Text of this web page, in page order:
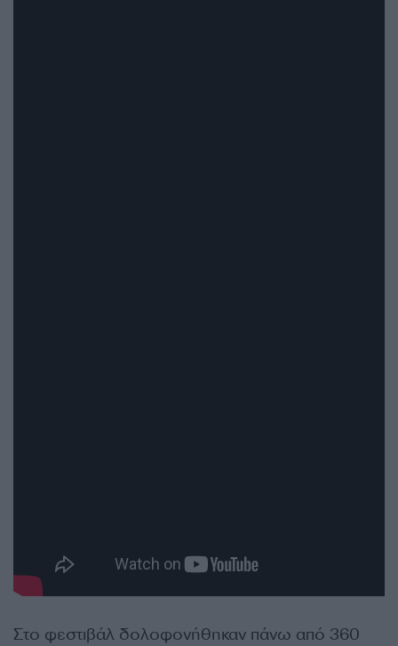
Στο φεστιβάλ δολοφονήθηκαν πάνω από 360